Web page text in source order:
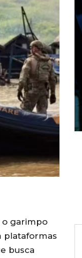
o garimpo
plataformas
busca